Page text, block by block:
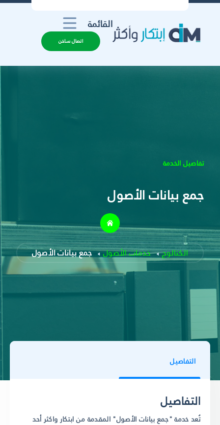
القائمة
اتصال ساخن
تفاصيل الخدمة
جمع بيانات الأصول
الكتالوج خدمات الأصول جمع بيانات الأصول
التفاصيل
التفاصيل
تُعد خدمة "جمع بيانات الأصول" المقدمة من ابتكار واكثر أحد